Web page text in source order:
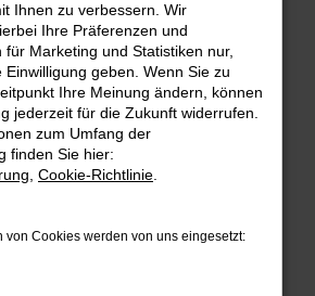
Error
Fehler aufgetreten.
Tipps, die dir helfen können:
Firewall und deine
wie Werbeblocker,
Ihnen zu verbessern. Wir
Ihre Präferenzen und
Marketing und Statistiken nur,
geben. Wenn Sie zu
Ihre Meinung ändern, können
jederzeit für die Zukunft widerrufen.
zum Umfang der
finden Sie hier:
Cookie-Richtlinie
von Cookies werden von uns eingesetzt: